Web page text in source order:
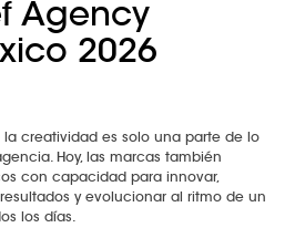
Agency
2026
la creatividad es solo una parte de lo
Hoy, las marcas también
con capacidad para innovar,
y evolucionar al ritmo de un
los días.